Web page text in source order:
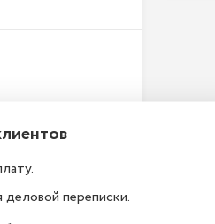
восстановленные?
Все телефоны в moskva.istoreapple.ru
переписки.